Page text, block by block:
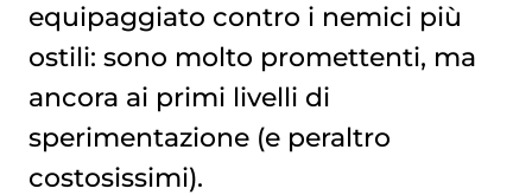
equipaggiato contro i nemici più
ostili: sono molto promettenti, ma
ancora ai primi livelli di
sperimentazione (e peraltro
costosissimi).